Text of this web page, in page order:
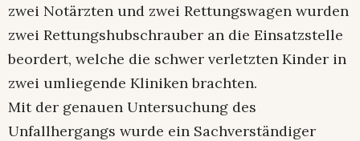
zwei Notärzten und zwei Rettungswagen wurden
zwei Rettungshubschrauber an die Einsatzstelle
beordert, welche die schwer verletzten Kinder in
zwei umliegende Kliniken brachten.
Mit der genauen Untersuchung des
Unfallhergangs wurde ein Sachverständiger